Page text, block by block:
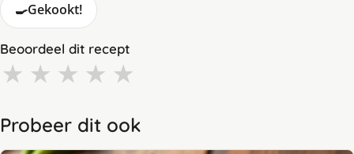
🍳Gekookt!
Beoordeel dit recept
★ ★ ★ ★ ★
Probeer dit ook